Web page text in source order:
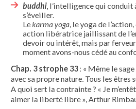
buddhi, l’intelligence qui conduit
s’éveiller.
Le karma yoga, le yoga de
action libératrice jaillissant de
devoir ou intérêt, mais par
moment avons-nous cédé au
Chap. 3 strophe 33 : « Même le
avec sa propre nature. Tous les êtres
A quoi sert la contrainte ? « Je
aimer la liberté libre », Arthur